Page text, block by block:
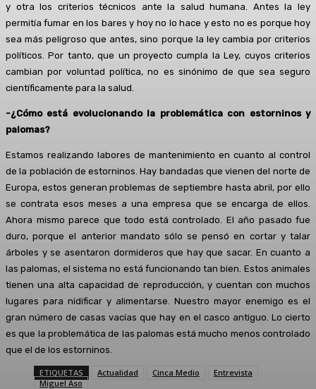
y otra los criterios técnicos ante la salud humana. Antes la ley
permitía fumar en los bares y hoy no lo hace y esto no es porque hoy
sea más peligroso que antes, sino porque la ley cambia por criterios
políticos. Por tanto, que un proyecto cumpla la Ley, cuyos criterios
cambian por voluntad política, no es sinónimo de que sea seguro
científicamente para la salud.
-¿Cómo está evolucionando la problemática con estorninos y
palomas?
Estamos realizando labores de mantenimiento en cuanto al control
de la población de estorninos. Hay bandadas que vienen del norte de
Europa, estos generan problemas de septiembre hasta abril, por ello
se contrata esos meses a una empresa que se encarga de ellos.
Ahora mismo parece que todo está controlado. El año pasado fue
duro, porque el anterior mandato sólo se pensó en cortar y talar
árboles y se asentaron dormideros que hay que sacar. En cuanto a
las palomas, el sistema no está funcionando tan bien. Estos animales
tienen una alta capacidad de reproducción, y cuentan con muchos
lugares para nidificar y alimentarse. Nuestro mayor enemigo es el
gran número de casas vacías que hay en el casco antiguo. Lo cierto
es que la problemática de las palomas está mucho menos controlado
que el de los estorninos.
ETIQUETAS Actualidad Cinca Medio
Entrevista
Miguel Aso